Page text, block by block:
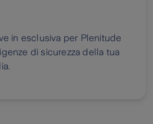
in esclusiva per Plenitude
di sicurezza della tua